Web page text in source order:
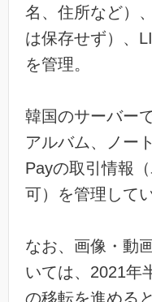
名、住所など）
は保存せず）、
を管理。
韓国のサーバー
アルバム、ノー
Payの取引情報
可）を管理してい
なお、画像・動
いては、2021年
の移転を進める